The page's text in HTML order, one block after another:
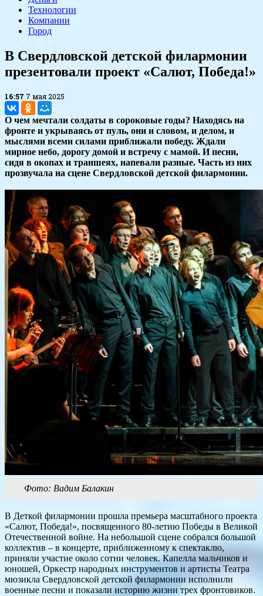
Технологии
Компании
Город
В Свердловской детской филармонии
презентовали проект «Салют, Победа!»
16:57 7 мая 2025
О чем мечтали солдаты в сороковые годы? Находясь на
фронте и укрываясь от пуль, они и словом, и делом, и
мыслями всеми силами приближали победу. Ждали
мирное небо, дорогу домой и встречу с мамой. И песни,
сидя в окопах и траншеях, напевали разные. Часть из них
прозвучала на сцене Свердловской детской филармонии.
Фото: Вадим Балакин
В Деткой филармонии прошла премьера масштабного проекта
«Салют, Победа!», посвященного 80-летию Победы в Великой
Отечественной войне. На небольшой сцене собрался большой
коллектив – в концерте, приближенному к спектаклю,
приняли участие около сотни человек. Капелла мальчиков и
юношей, Оркестр народных инструментов и артисты Театра
мюзикла Свердловской детской филармонии исполнили
военные песни и показали историю жизни трех фронтовиков.